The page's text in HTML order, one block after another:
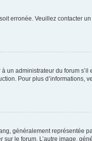
erronée. Veuillez contacter
un administrateur du forum s’il
Pour plus d’informations,
généralement représentée
le forum. L’autre image,